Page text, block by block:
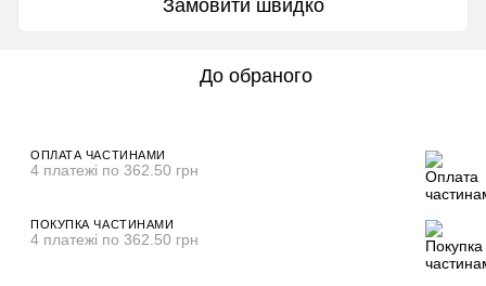
Замовити швидко
До обраного
ОПЛАТА ЧАСТИНАМИ
4 платежі по 362.50 грн
ПОКУПКА ЧАСТИНАМИ
4 платежі по 362.50 грн